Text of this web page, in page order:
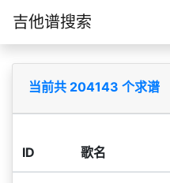
吉他谱搜索
当前共 204143 个求谱
ID 歌名